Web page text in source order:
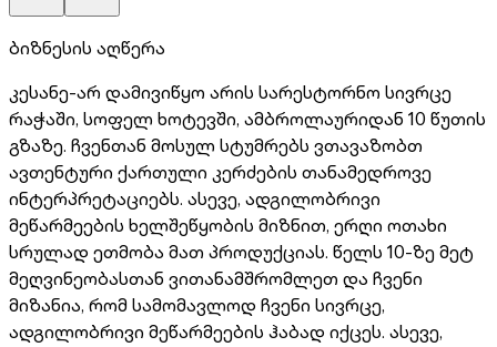
ბიზნესის აღწერა
კესანე-არ დამივიწყო არის სარესტორნო სივრცე
რაჭაში, სოფელ ხოტევში, ამბროლაურიდან 10 წუთის
გზაზე. ჩვენთან მოსულ სტუმრებს ვთავაზობთ
ავთენტური ქართული კერძების თანამედროვე
ინტერპრეტაციებს. ასევე, ადგილობრივი
მეწარმეების ხელშეწყობის მიზნით, ერღი ოთახი
სრულად ეთმობა მათ პროდუქციას. წელს 10-ზე მეტ
მეღვინეობასთან ვითანამშრომლეთ და ჩვენი
მიზანია, რომ სამომავლოდ ჩვენი სივრცე,
ადგილობრივი მეწარმეების ჰაბად იქცეს. ასევე,